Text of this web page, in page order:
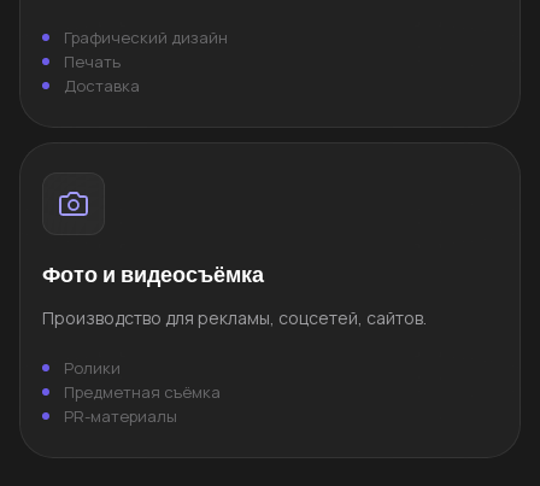
Графический дизайн
Печать
Доставка
Фото и видеосъёмка
Производство для рекламы, соцсетей, сайтов.
Ролики
Предметная съёмка
PR-материалы